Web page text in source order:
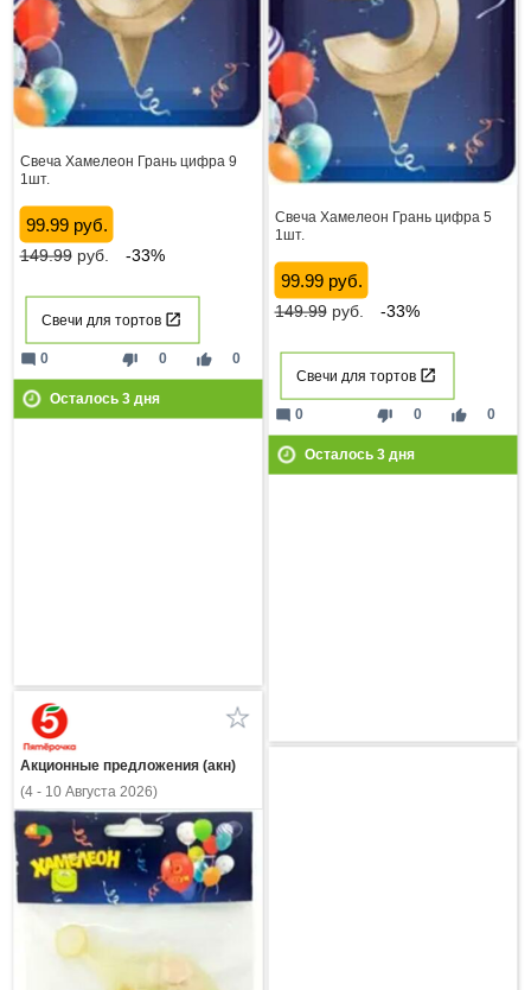
Свеча Хамелеон Грань цифра 9
1шт.
99.99 руб.
149.99руб. -33%
Свечи для тортов
thumb_down 0 thumb_up 0
mode_comment 0
Осталось 3дня
Свеча Хамелеон Грань цифра 5
1шт.
99.99 руб.
149.99руб. -33%
Свечи для тортов
thumb_down 0 thumb_up 0
mode_comment 0
Осталось 3дня
Акционные предложения (акн)
(4 - 10 Августа 2026)